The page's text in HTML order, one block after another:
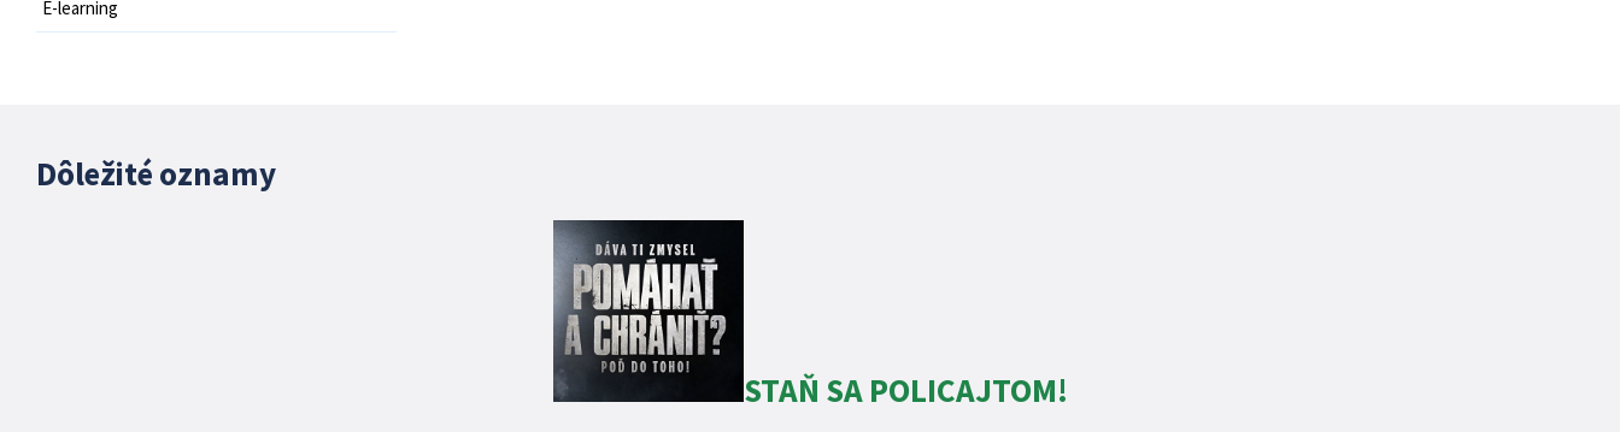
E-learning
Dôležité oznamy
STAŇ SA POLICAJTOM!